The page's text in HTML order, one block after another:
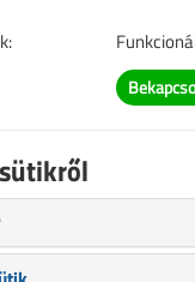
a cikkhez,
követően
évül el.